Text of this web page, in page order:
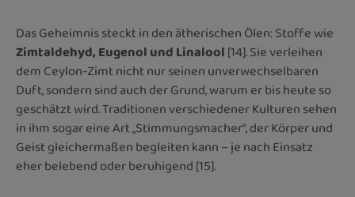
Das Geheimnis steckt in den ätherischen Ölen: Stoffe wie
Zimtaldehyd, Eugenol und Linalool[14]. Sie verleihen
dem Ceylon-Zimt nicht nur seinen unverwechselbaren
Duft, sondern sind auch der Grund, warum er bis heute so
geschätzt wird. Traditionen verschiedener Kulturen sehen
in ihm sogar eine Art „Stimmungsmacher“, der Körper und
Geist gleichermaßen begleiten kann – je nach Einsatz
eher belebend oder beruhigend [15].